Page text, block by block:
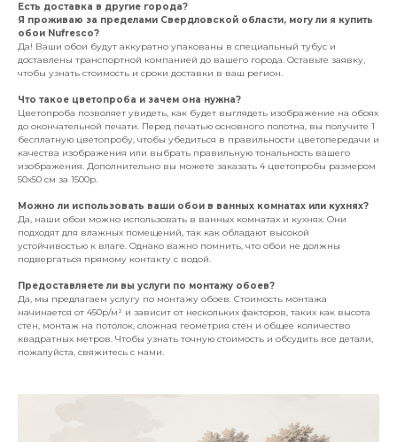
Есть доставка в другие города?
Я проживаю за пределами Свердловской области, могу ли я купить
обои Nufresco?
Да! Ваши обои будут аккуратно упакованы в специальный тубус и
доставлены транспортной компанией до вашего города. Оставьте заявку,
чтобы узнать стоимость и сроки доставки в ваш регион.
Что такое цветопроба и зачем она нужна?
Цветопроба позволяет увидеть, как будет выглядеть изображение на обоях
до окончательной печати. Перед печатью основного полотна, вы получите 1
бесплатную цветопробу, чтобы убедиться в правильности цветопередачи и
качества изображения или выбрать правильную тональность вашего
изображения. Дополнительно вы можете заказать 4 цветопробы размером
50х50 см за 1500р.
Можно ли использовать ваши обои в ванных комнатах или кухнях?
Да, наши обои можно использовать в ванных комнатах и кухнях. Они
подходят для влажных помещений, так как обладают высокой
устойчивостью к влаге. Однако важно помнить, что обои не должны
подвергаться прямому контакту с водой.
Предоставляете ли вы услуги по монтажу обоев?
Да, мы предлагаем услугу по монтажу обоев. Стоимость монтажа
начинается от 450р/м² и зависит от нескольких факторов, таких как высота
стен, монтаж на потолок, сложная геометрия стен и общее количество
квадратных метров. Чтобы узнать точную стоимость и обсудить все детали,
пожалуйста, свяжитесь с нами.